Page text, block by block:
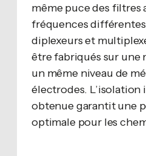
même puce des filtres
fréquences
diplexeurs et
être fabriqués sur une
un même niveau de
électrodes. L’isolation
obtenue garantit une
optimale pour les